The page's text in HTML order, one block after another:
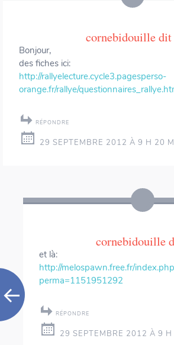
cornebidouille
Bonjour,
des fiches ici:
http://rallyelecture.cycle3.pagesperso-
orange.fr/rallye/
RÉPONDRE
29 SEPTEMBRE 2012 À 9 H 20
cornebidouille
et là:
http://melospawn.free.fr/
perma=1151951292
RÉPONDRE
29 SEPTEMBRE 2012 À 9